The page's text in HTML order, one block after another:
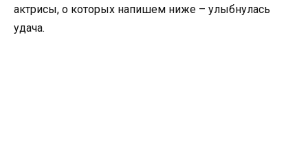
актрисы, о которых напишем ниже – улыбнулась
удача.